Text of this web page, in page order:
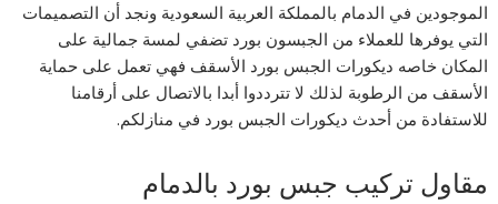
الموجودين في الدمام بالمملكة العربية السعودية ونجد أن التصميمات
التي يوفرها للعملاء من الجبسون بورد تضفي لمسة جمالية على
المكان خاصه ديكورات الجبس بورد الأسقف فهي تعمل على حماية
الأسقف من الرطوبة لذلك لا تترددوا أبدا بالاتصال على أرقامنا
للاستفادة من أحدث ديكورات الجبس بورد في منازلكم.
مقاول تركيب جبس بورد بالدمام